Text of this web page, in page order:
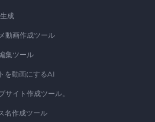
成
動画作成ツール
集ツール
を動画にするAI
サイト作成ツール。
名作成ツール